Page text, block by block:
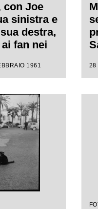
con Joe
sinistra e
destra,
fan nei
1961 28